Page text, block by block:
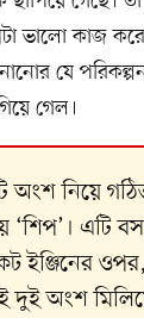
ভালো কাজ
যে
গেল।
অংশ নিয়ে
‘শিপ’। এটি
ইঞ্জিনের
দুই অংশ